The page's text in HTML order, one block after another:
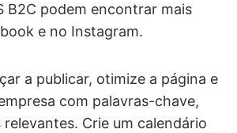
B2C podem encontrar mais
e no Instagram.
a publicar, otimize a página e
com palavras-chave,
relevantes. Crie um calendário